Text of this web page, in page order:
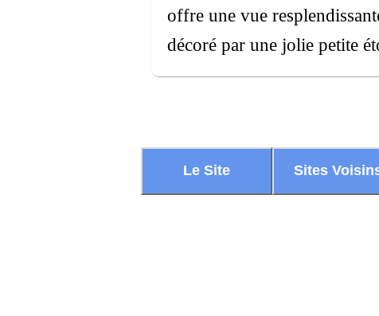
offre une vue
décoré par une jolie petite
Le Site Sites